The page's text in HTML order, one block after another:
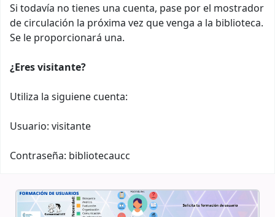
Si todavía no tienes una cuenta, pase por el mostrador
de circulación la próxima vez que venga a la biblioteca.
Se le proporcionará una.
¿Eres visitante?
Utiliza la siguiene cuenta:
Usuario: visitante
Contraseña: bibliotecaucc